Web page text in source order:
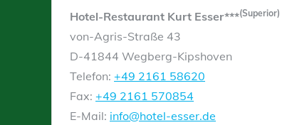
Hotel-Restaurant Kurt Esser***(Superior)
von-Agris-Straße 43
D-41844 Wegberg-Kipshoven
Telefon: +49 2161 58620
Fax: +49 2161 570854
E-Mail: info@hotel-esser.de